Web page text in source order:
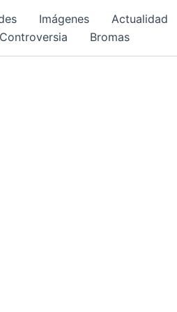
Imágenes Actualidad
Controversia Bromas